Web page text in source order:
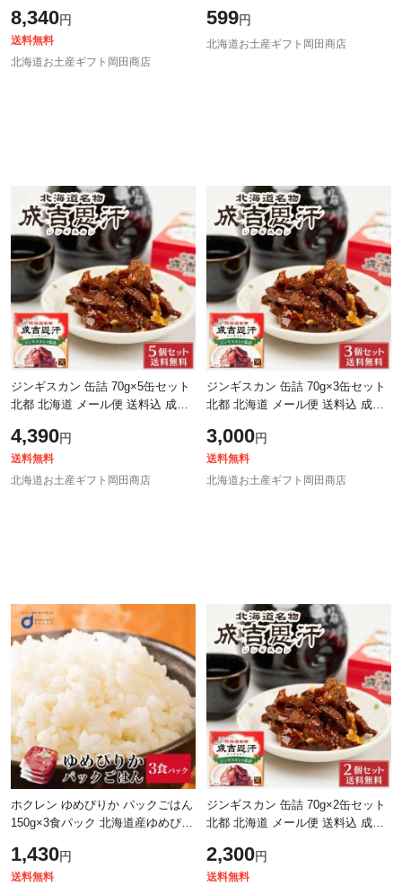
道名物 味付きジンギスカン 開拓
8,340円
送料無料
北海道お土産ギフト岡田商店
海道米 電子レンジ対応 常温保存
599円
北海道お土産ギフト岡田商店
ジンギスカン 缶詰 70g×5缶セット
北都 北海道 メール便 送料込 成吉
産 お中元 ギフト 人気 御中元
4,390円
送料無料
北海道お土産ギフト岡田商店
ジンギスカン 缶詰 70g×3缶セット
北都 北海道 メール便 送料込 成吉
産 お中元 ギフト 人気 【パケ大
3,000円
送料無料
北海道お土産ギフト岡田商店
ホクレン ゆめぴりか パックごはん
150g×3食パック 北海道産ゆめぴり
海道米 電子レンジ対応 常温保存
1,430円
送料無料
ジンギスカン 缶詰 70g×2缶セット
北都 北海道 メール便 送料込 成吉
産 お中元 ギフト 人気【パケ大
2,300円
送料無料